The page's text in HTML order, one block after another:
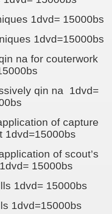
1dvd= 15000bs
1dvd=15000bs
na for couterwork
qin na 1dvd=
of capture
1dvd=15000bs
of scout’s
15000bs
1dvd= 15000bs
1dvd=15000bs